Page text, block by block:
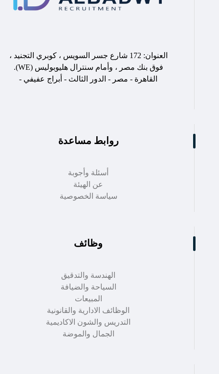
العنوان: 172 شارع جسر السويس ، كوبري التجنيد ،
فوق بنك مصر ، وأمام سنترال هليوبوليس (WE).
القاهرة - مصر - الدور الثالث - أبراج عفيفي -
روابط مساعدة
أسئلة وأجوبة
عن الهيئة
سياسة الخصوصية
وظائف
الهندسة والتدقيق
السياحة والضيافة
المبيعات
الوظائف الادارية والقانونية
التدريس والشون الاكاديمية
الجمال والموضة